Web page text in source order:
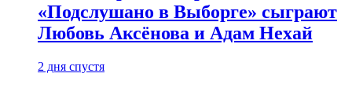
«Подслушано в Выборге» сыграют
Любовь Аксёнова и Адам Нехай
2 дня спустя